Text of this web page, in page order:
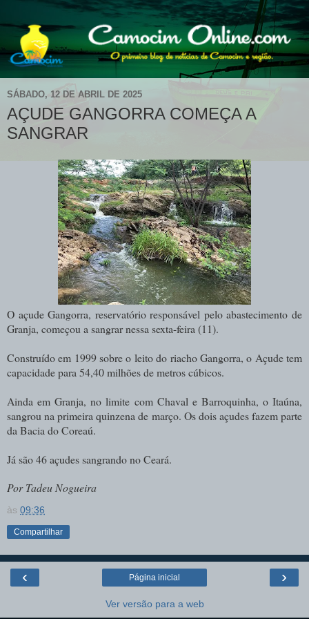
SÁBADO, 12 DE ABRIL DE 2025
AÇUDE GANGORRA COMEÇA A
SANGRAR
O açude Gangorra, reservatório responsável pelo abastecimento de
Granja, começou a sangrar nessa sexta-feira (11).
Construído em 1999 sobre o leito do riacho Gangorra, o Açude tem
capacidade para 54,40 milhões de metros cúbicos.
Ainda em Granja, no limite com Chaval e Barroquinha, o Itaúna,
sangrou na primeira quinzena de março. Os dois açudes fazem parte
da Bacia do Coreaú.
Já são 46 açudes sangrando no Ceará.
Por Tadeu Nogueira
às 09:36
Compartilhar
‹ ›
Página inicial
Ver versão para a web